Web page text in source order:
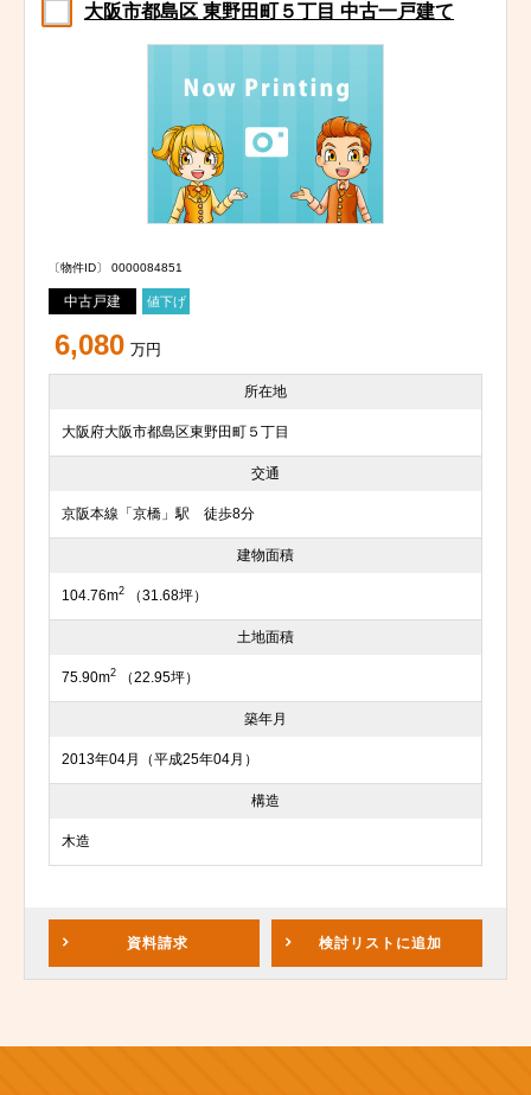
大阪市都島区 東野田町５丁目 中古一戸建て
〔物件ID〕 0000084851
中古戸建 値下げ
6,080 万円
所在地
大阪府大阪市都島区東野田町５丁目
交通
京阪本線「京橋」駅 徒歩8分
建物面積
104.76m2 （31.68坪）
土地面積
75.90m2 （22.95坪）
築年月
2013年04月（平成25年04月）
構造
木造
資料請求 検討リスト に追加